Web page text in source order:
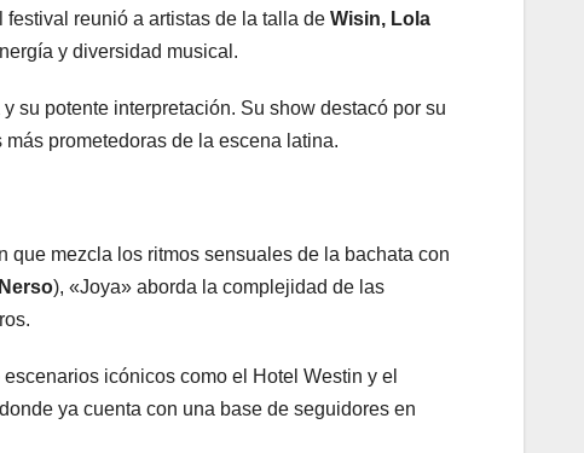
festival reunió a artistas de la talla de Wisin, Lola
y diversidad musical.
su potente interpretación. Su show destacó por su
prometedoras de la escena latina.
que mezcla los ritmos sensuales de la bachata con
Nerso), «Joya» aborda la complejidad de las
icónicos como el Hotel Westin y el
ya cuenta con una base de seguidores en